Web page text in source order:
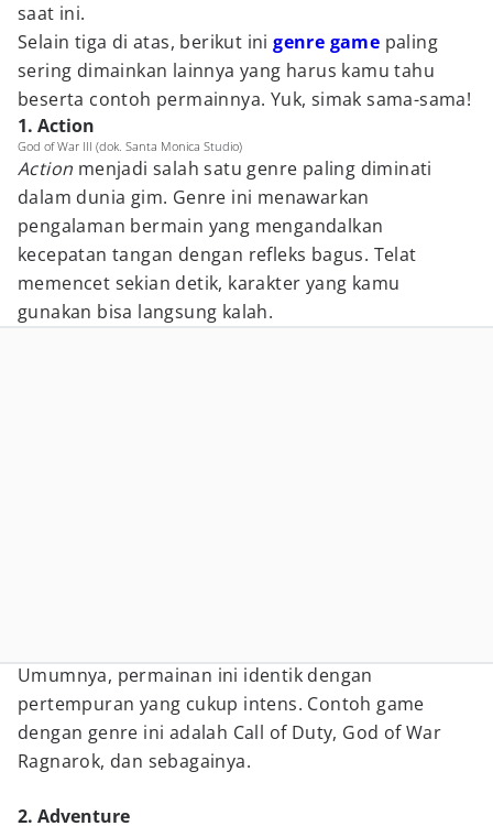
saat ini.
Selain tiga di atas, berikut inigenre game paling
sering dimainkan lainnya yang harus kamu tahu
beserta contoh permainnya. Yuk, simak sama-sama!
1. Action
God of War III (dok. Santa Monica Studio)
Action menjadi salah satu genre paling diminati
dalam dunia gim. Genre ini menawarkan
pengalaman bermain yang mengandalkan
kecepatan tangan dengan refleks bagus. Telat
memencet sekian detik, karakter yang kamu
gunakan bisa langsung kalah.
Umumnya, permainan ini identik dengan
pertempuran yang cukup intens. Contoh game
dengan genre ini adalah Call of Duty, God of War
Ragnarok, dan sebagainya.
2. Adventure